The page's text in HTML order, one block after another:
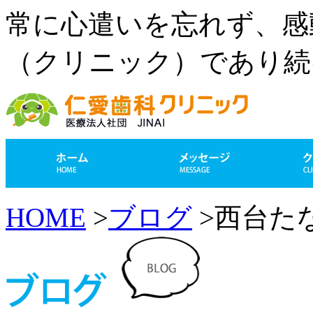
常に心遣いを忘れず、
（クリニック）であり
HOME >ブログ >西台た